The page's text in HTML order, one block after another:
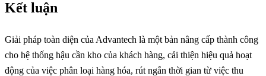
Kết luận
Giải pháp toàn diện của Advantech là một bản nâng cấp thành công
cho hệ thống hậu cần kho của khách hàng, cải thiện hiệu quả hoạt
động của việc phân loại hàng hóa, rút ngắn thời gian từ việc thu